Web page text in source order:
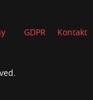
GDPR Kontakt